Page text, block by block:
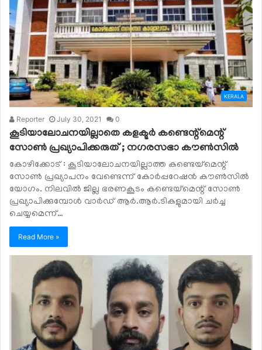
KERALA
Reporter July 30, 2021 0
കൂടിയാലോചനയില്ലാതെ കളക്ടർ കണ്ടെന്റ്മെന്റ്
സോൺ പ്രഖ്യാപിക്കരുത് ; നഗരസഭാ കൗൺസിൽ
കോഴിക്കോട് : കൂടിയാലോചനയില്ലാത്ത കണ്ടെയ്മെന്റ്
സോൺ പ്രഖ്യാപനം വേണ്ടെന്ന് കോർപ്പറേഷൻ കൗൺസിൽ
യോഗം. നിലവിൽ ജില്ല ഭരണകൂടം കണ്ടെയ്മെന്റ് സോൺ
പ്രഖ്യാപിക്കുമ്പോൾ വാർഡ് ആർ.ആർ.ടികളുമായി ചർച്ച
ചെയ്യമെന്ന്…
Read More »